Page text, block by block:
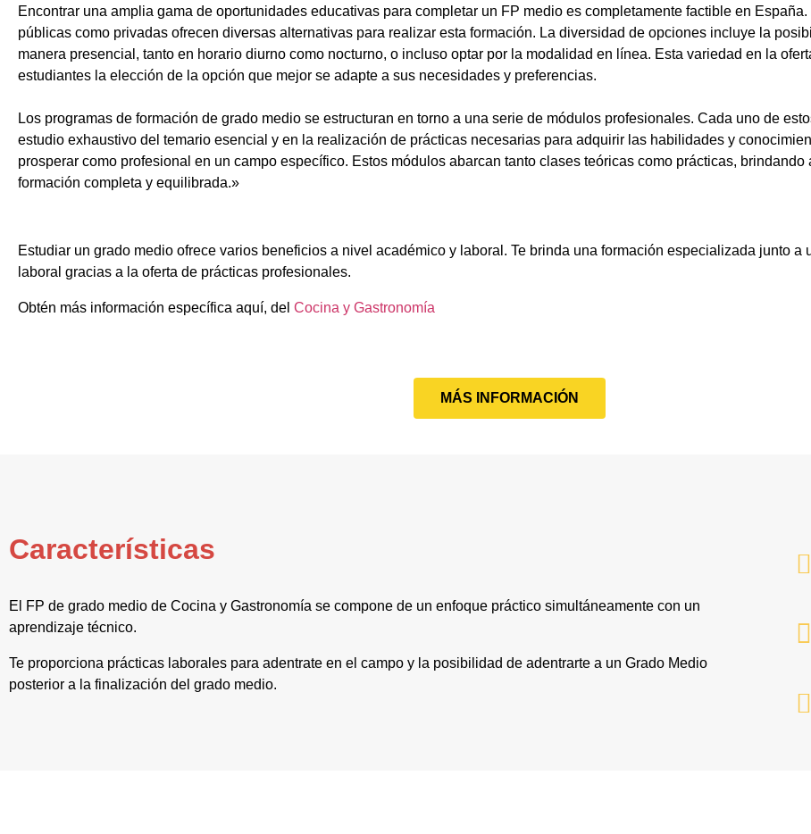
Encontrar una amplia gama de oportunidades educativas para completar un FP medio es completamente factible en
públicas como privadas ofrecen diversas alternativas para realizar esta formación. La diversidad de opciones incluye la
manera presencial, tanto en horario diurno como nocturno, o incluso optar por la modalidad en línea. Esta variedad en la
estudiantes la elección de la opción que mejor se adapte a sus necesidades y preferencias.
Los programas de formación de grado medio se estructuran en torno a una serie de módulos profesionales. Cada uno de
estudio exhaustivo del temario esencial y en la realización de prácticas necesarias para adquirir las habilidades y
prosperar como profesional en un campo específico. Estos módulos abarcan tanto clases teóricas como prácticas, brindando
formación completa y equilibrada.»
Estudiar un grado medio ofrece varios beneficios a nivel académico y laboral. Te brinda una formación especializada junto a
laboral gracias a la oferta de prácticas profesionales.
Obtén más información específica aquí, del Cocina y Gastronomía
MÁS INFORMACIÓN
Características
El FP de grado medio de Cocina y Gastronomía se compone de un enfoque práctico simultáneamente con un
aprendizaje técnico.
Te proporciona prácticas laborales para adentrate en el campo y la posibilidad de adentrarte a un Grado Medio
posterior a la finalización del grado medio.